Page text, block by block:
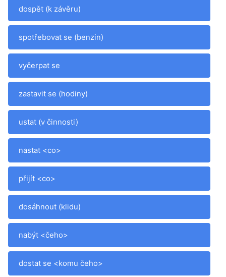
dospět (k závěru)
spotřebovat se (benzin)
vyčerpat se
zastavit se (hodiny)
ustat (v činnosti)
nastat <co>
přijít <co>
dosáhnout (klidu)
nabýt <čeho>
dostat se <komu čeho>